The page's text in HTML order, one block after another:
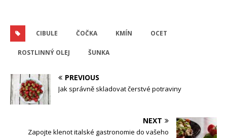
CIBULE ČOČKA KMÍN OCET
ROSTLINNÝ OLEJ ŠUNKA
PREVIOUS
Jak správně skladovat čerstvé potraviny
NEXT
Zapojte klenot italské gastronomie do vašeho